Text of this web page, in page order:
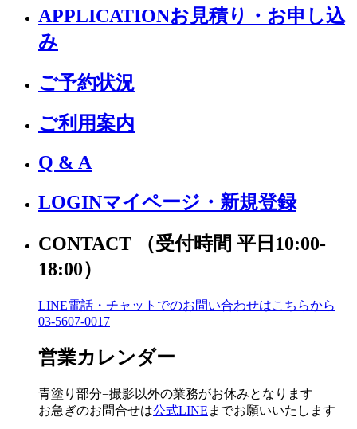
APPLICATIONお見積り・お申し込
み
ご予約状況
ご利用案内
Q & A
LOGINマイページ・新規登録
CONTACT
（受付時間 平日10:00-
18:00）
LINE電話・チャットでのお問い合わせはこちらから
03-5607-0017
営業カレンダー
青塗り 部分=撮影以外の業務がお休みとなります
お急ぎのお問合せは公式LINE までお願いいたします